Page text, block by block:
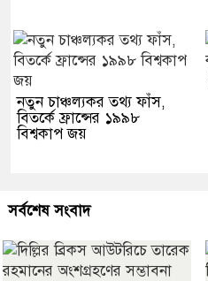
নতুন চাঞ্চল্যকর তথ্য ফাঁস,
বিতর্কে ফ্রান্সের ১৯৯৮
বিশ্বকাপ জয়
সর্বশেষ সংবাদ